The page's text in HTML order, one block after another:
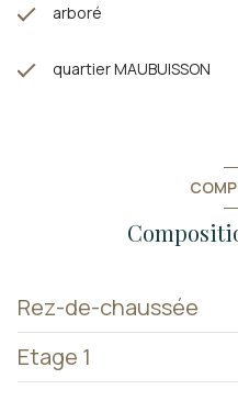
arboré
quartier MAUBUISSON
Rez-de-chaussée
salon/sejour
Etage 1